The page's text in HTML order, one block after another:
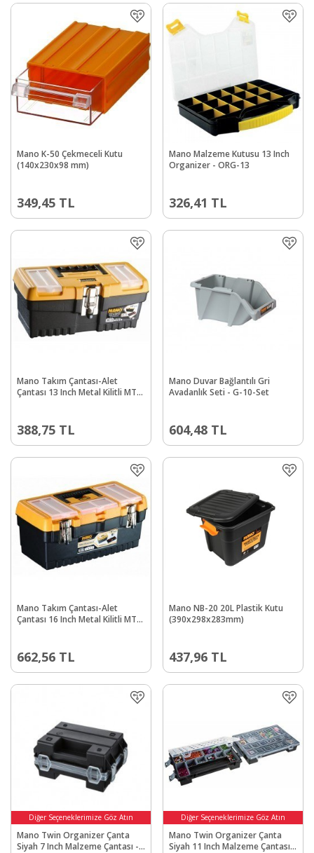
Mano K-50 Çekmeceli Kutu
(140x230x98 mm)
349,45 TL
Mano Malzeme Kutusu 13 Inch
Organizer - ORG-13
326,41 TL
Mano Takım Çantası-Alet
Çantası 13 Inch Metal Kilitli MT-
388,75 TL
Mano Duvar Bağlantılı Gri
Avadanlık Seti - G-10-Set
604,48 TL
Mano Takım Çantası-Alet
Çantası 16 Inch Metal Kilitli MT-
662,56 TL
Mano NB-20 20L Plastik Kutu
(390x298x283mm)
437,96 TL
Diğer Seçeneklerimize Göz Atın
Mano Twin Organizer Çanta
Siyah 7 Inch Malzeme Çantası -
Diğer Seçeneklerimize Göz Atın
Mano Twin Organizer Çanta
Siyah 11 Inch Malzeme Çantası -